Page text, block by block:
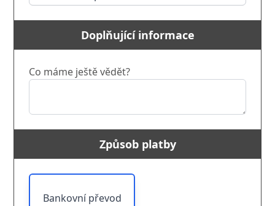
Doplňující informace
Co máme ještě vědět?
Způsob platby
Bankovní převod